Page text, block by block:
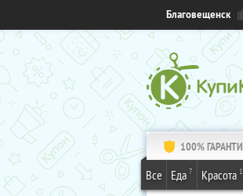
Благовещенск
100%
Все Еда 7 Красота 1